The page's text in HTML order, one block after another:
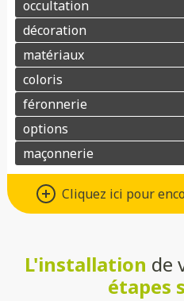
Cliquez ici pour
Différents types
Choisissez le système
Battant: idéal pour les larges
classique à deux vantaux.
L'installation de
étapes